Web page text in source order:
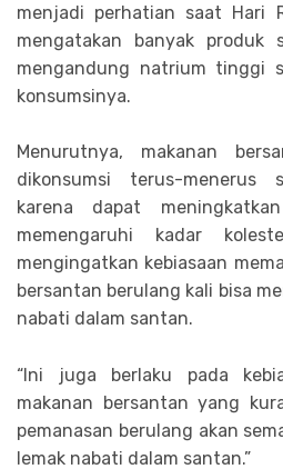
menjadi perhatian saat Hari
mengatakan banyak
mengandung natrium tinggi
konsumsinya.
Menurutnya, makanan
dikonsumsi terus-menerus
karena dapat
memengaruhi kadar
mengingatkan kebiasaan
bersantan berulang kali bisa
nabati dalam santan.
“Ini juga berlaku pada
makanan bersantan yang
pemanasan berulang akan
lemak nabati dalam santan.”